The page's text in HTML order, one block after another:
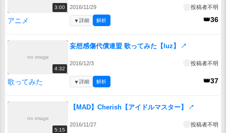
3:00 2016/11/29 投稿者不明
アニメ 👑36
▼詳細 解析
no image
4:32
妄想感傷代償連盟 歌ってみた【luz】 ↗
2016/12/3 投稿者不明
歌ってみた 👑37
▼詳細 解析
no image
5:15
【MAD】Cherish【アイドルマスター】 ↗
2016/11/27 投稿者不明